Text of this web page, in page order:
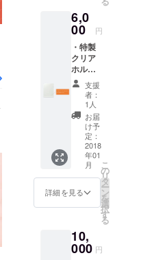
6,0
00 円
・特製
クリア
ホルダ
を1部差
し上げ
ます。
・設立
協力リ
ストに
掲載し
たしま
す。 ・
設立完
了報告
書を郵
送いた
す。 ・
サービ
ス開始
支援
者：
1人
お届
け予
定：
2018
年01
月
詳細を見る
こ
の
リ
タ
ー
ン
を
選
択
す
る
10,
000 円